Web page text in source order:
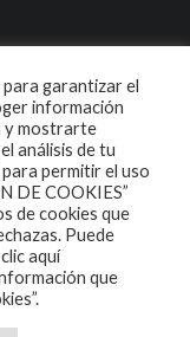
THEME
garantizar el
información
y mostrarte
análisis de tu
permitir el uso
DE COOKIES”
de cookies que
Puede
aquí
que